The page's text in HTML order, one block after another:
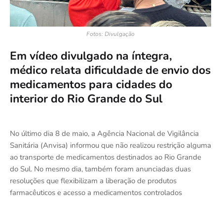
Fotos: Divulgação
Em vídeo divulgado na íntegra,
médico relata dificuldade de envio dos
medicamentos para cidades do
interior do Rio Grande do Sul
No último dia 8 de maio, a Agência Nacional de Vigilância
Sanitária (Anvisa) informou que não realizou restrição alguma
ao transporte de medicamentos destinados ao Rio Grande
do Sul. No mesmo dia, também foram anunciadas duas
resoluções que flexibilizam a liberação de produtos
farmacêuticos e acesso a medicamentos controlados